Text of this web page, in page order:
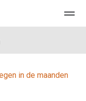
Agenda
in de maanden